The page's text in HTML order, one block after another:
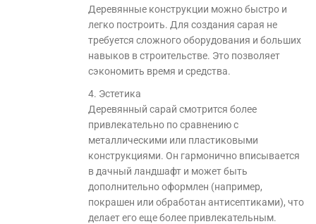
Деревянные конструкции можно быстро и
легко построить. Для создания сарая не
требуется сложного оборудования и больших
навыков в строительстве. Это позволяет
сэкономить время и средства.
4. Эстетика
Деревянный сарай смотрится более
привлекательно по сравнению с
металлическими или пластиковыми
конструкциями. Он гармонично вписывается
в дачный ландшафт и может быть
дополнительно оформлен (например,
покрашен или обработан антисептиками), что
делает его еще более привлекательным.